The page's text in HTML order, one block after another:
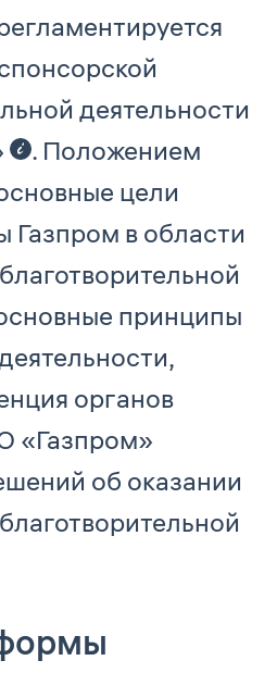
деятельности
. Положением
цели
Газпром в области
принципы
органов
«Газпром»
об оказании